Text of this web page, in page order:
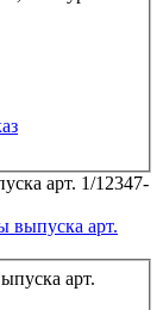
выпуска арт.